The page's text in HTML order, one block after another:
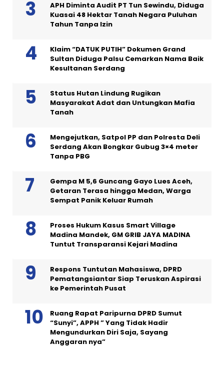
APH Diminta Audit PT Tun Sewindu, Diduga
Kuasai 48 Hektar Tanah Negara Puluhan
Tahun Tanpa Izin
Klaim “DATUK PUTIH” Dokumen Grand
Sultan Diduga Palsu Cemarkan Nama Baik
Kesultanan Serdang
Status Hutan Lindung Rugikan
Masyarakat Adat dan Untungkan Mafia
Tanah
Mengejutkan, Satpol PP dan Polresta Deli
Serdang Akan Bongkar Gubug 3×4 meter
Tanpa PBG
Gempa M 5,6 Guncang Gayo Lues Aceh,
Getaran Terasa hingga Medan, Warga
Sempat Panik Keluar Rumah
Proses Hukum Kasus Smart Village
Madina Mandek, GM GRIB JAYA MADINA
Tuntut Transparansi Kejari Madina
Respons Tuntutan Mahasiswa, DPRD
Pematangsiantar Siap Teruskan Aspirasi
ke Pemerintah Pusat
Ruang Rapat Paripurna DPRD Sumut
“Sunyi”, APPH ” Yang Tidak Hadir
Mengundurkan Diri Saja, Sayang
Anggaran nya”